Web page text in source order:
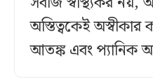
অস্তিত্বকেই
আতঙ্ক এবং প্যানিক